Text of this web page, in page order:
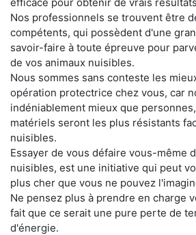
efficace pour obtenir de vrais
Nos professionnels se trouvent être
compétents, qui possèdent d'une
savoir-faire à toute épreuve pour
de vos animaux nuisibles.
Nous sommes sans conteste les
opération protectrice chez vous, car
indéniablement mieux que
matériels seront les plus résistants
nuisibles.
Essayer de vous défaire vous-même
nuisibles, est une initiative qui peut
plus cher que vous ne pouvez
Ne pensez plus à prendre en charge
fait que ce serait une pure perte de
d'énergie.